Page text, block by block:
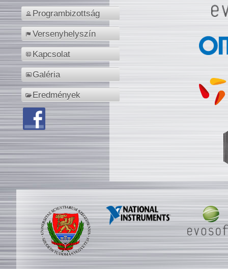
Programbizottság
Versenyhelyszín
Kapcsolat
Galéria
Eredmények